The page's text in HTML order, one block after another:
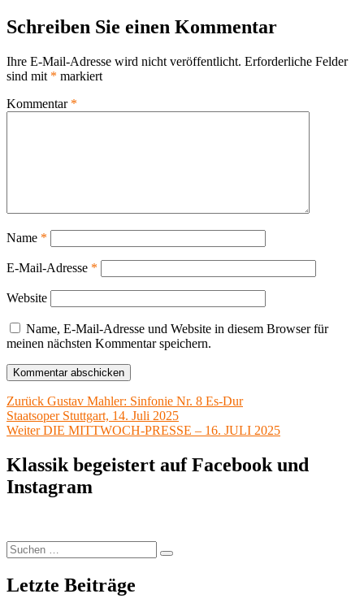
Schreiben Sie einen Kommentar
Ihre E-Mail-Adresse wird nicht veröffentlicht. Erforderliche Felder
sind mit * markiert
Kommentar *
Name *
E-Mail-Adresse *
Website
Name, E-Mail-Adresse und Website in diesem Browser für
meinen nächsten Kommentar speichern.
Beitragsnavigation
Zurück Vorheriger
Beitrag:
Gustav Mahler: Sinfonie Nr. 8 Es-Dur
Staatsoper Stuttgart, 14. Juli 2025
Weiter Nächster
DIE MITTWOCH-PRESSE – 16. JULI 2025
Klassik begeistert auf Facebook und
Instagram
Suchen
nach:
Suchen
Letzte Beiträge